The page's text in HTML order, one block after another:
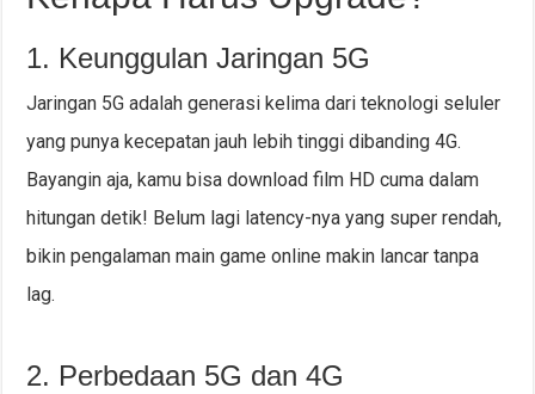
1. Keunggulan Jaringan 5G
Jaringan 5G adalah generasi kelima dari teknologi seluler
yang punya kecepatan jauh lebih tinggi dibanding 4G.
Bayangin aja, kamu bisa download film HD cuma dalam
hitungan detik! Belum lagi latency-nya yang super rendah,
bikin pengalaman main game online makin lancar tanpa
lag.
2. Perbedaan 5G dan 4G